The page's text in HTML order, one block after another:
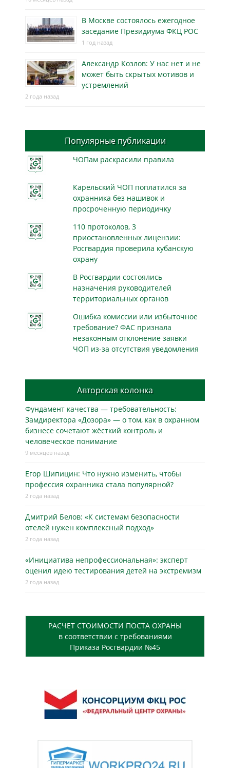
В Москве состоялось ежегодное
заседание Президиума ФКЦ РОС
1 год назад
Александр Козлов: У нас нет и не
может быть скрытых мотивов и
устремлений
2 года назад
Популярные публикации
ЧОПам раскрасили правила
Карельский ЧОП поплатился за
охранника без нашивок и
просроченную периодичку
110 протоколов, 3
приостановленных лицензии:
Росгвардия проверила кубанскую
охрану
В Росгвардии состоялись
назначения руководителей
территориальных органов
Ошибка комиссии или избыточное
требование? ФАС признала
незаконным отклонение заявки
ЧОП из-за отсутствия уведомления
Авторская колонка
Фундамент качества — требовательность:
Замдиректора «Дозора» — о том, как в охранном
бизнесe сочетают жёсткий контроль и
человеческое понимание
9 месяцев назад
Егор Шипицин: Что нужно изменить, чтобы
профессия охранника стала популярной?
2 года назад
Дмитрий Белов: «К системам безопасности
отелей нужен комплексный подход»
2 года назад
«Инициатива непрофессиональная»: эксперт
оценил идею тестирования детей на экстремизм
2 года назад
РАСЧЕТ СТОИМОСТИ ПОСТА ОХРАНЫ
в соответствии с требованиями
Приказа Росгвардии №45